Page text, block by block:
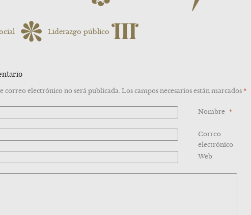
Liderazgo público
correo electrónico no será publicada. Los campos necesarios están marcados *
Nombre *
Correo
electrónico
Web